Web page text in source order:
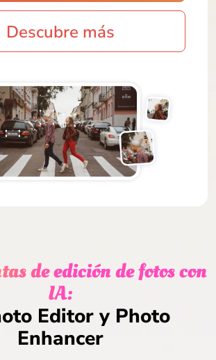
Descubre más
de edición de fotos con
IA:
Editor y Photo
Enhancer